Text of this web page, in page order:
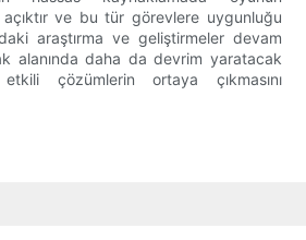
açıktır ve bu tür görevlere uygunluğu
araştırma ve geliştirmeler devam
alanında daha da devrim yaratacak
çözümlerin ortaya çıkmasını